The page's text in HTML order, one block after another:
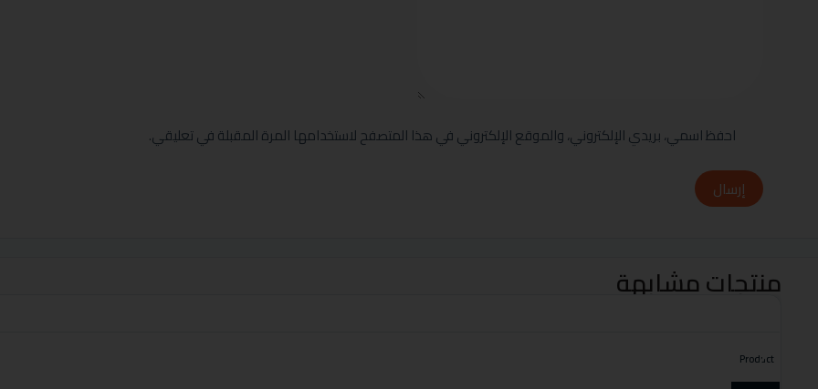
احفظ اسمي، بريدي الإلكتروني، والموقع الإلكتروني في هذا المتصفح لاستخدامها المرة المقبلة في تعليقي.
إرسال
منتجات مشابهة
Product